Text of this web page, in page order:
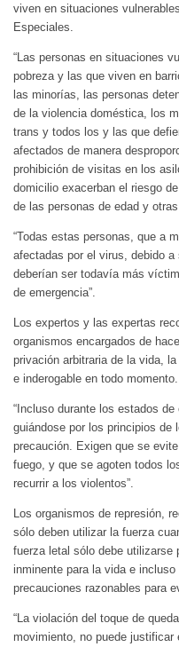
viven en situaciones
Especiales.
“Las personas en situaciones
pobreza y las que viven en
las minorías, las personas
de la violencia doméstica, los
trans y todos los y las que
afectados de manera
prohibición de visitas en los
domicilio exacerban el riesgo
de las personas de edad y
“Todas estas personas, que a
afectadas por el virus, debido
deberían ser todavía más
de emergencia”.
Los expertos y las expertas
organismos encargados de
privación arbitraria de la vida,
e inderogable en todo momento.
“Incluso durante los estados
guiándose por los principios de
precaución. Exigen que se
fuego, y que se agoten todos
recurrir a los violentos”.
Los organismos de represión,
sólo deben utilizar la fuerza
fuerza letal sólo debe utilizarse
inminente para la vida e
precauciones razonables para
“La violación del toque de
movimiento, no puede